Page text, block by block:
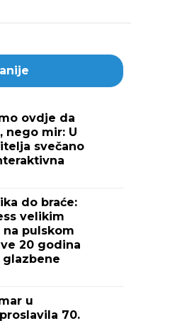
ovdje da
nego mir: U
svečano
do braće:
velikim
pulskom
20 godina
u
70.